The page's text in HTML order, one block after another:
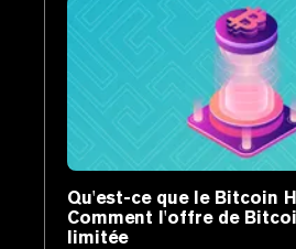
Qu'est-ce que le Bitcoin
Comment l'offre de
limitée